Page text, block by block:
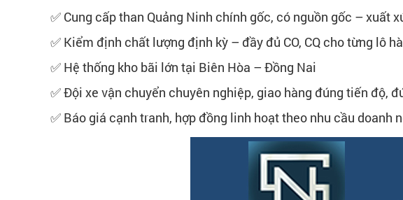
✅ Cung cấp than Quảng Ninh chính gốc, có nguồn gốc – xuất
✅ Kiểm định chất lượng định kỳ – đầy đủ CO, CQ cho từng lô
✅ Hệ thống kho bãi lớn tại Biên Hòa – Đồng Nai
✅ Đội xe vận chuyển chuyên nghiệp, giao hàng đúng tiến độ,
✅ Báo giá cạnh tranh, hợp đồng linh hoạt theo nhu cầu doanh